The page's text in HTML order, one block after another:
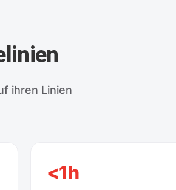
ihren Linien
<1h